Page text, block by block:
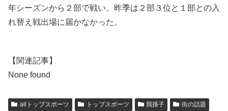
年シーズンから２部で戦い、昨季は２部３位と１部との入
れ替え戦出場に届かなかった。
【関連記事】
None found
allトップスポーツ トップスポーツ 我孫子 街の話題